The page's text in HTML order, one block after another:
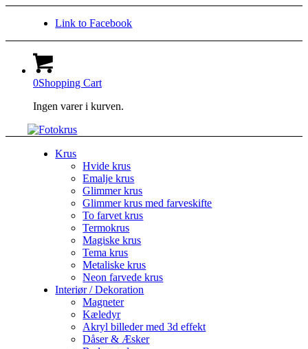
Link to Facebook
0Shopping Cart
Ingen varer i kurven.
Krus
Hvide krus
Emalje krus
Glimmer krus
Glimmer krus med farveskifte
To farvet krus
Termokrus
Magiske krus
Tema krus
Metaliske krus
Neon farvede krus
Interiør / Dekoration
Magneter
Kæledyr
Akryl billeder med 3d effekt
Dåser & Æsker